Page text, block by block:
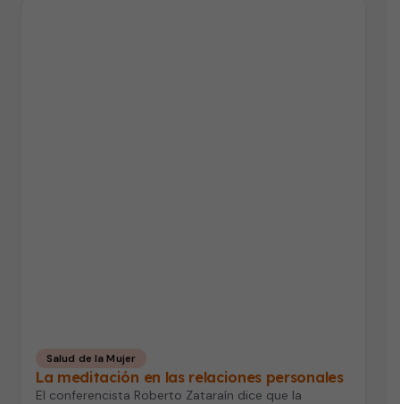
Salud de la Mujer
La meditación en las relaciones personales
El conferencista Roberto Zataraín dice que la